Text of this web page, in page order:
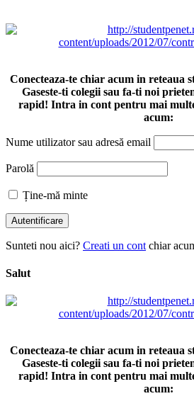
Conecteaza-te chiar acum in reteaua
Gaseste-ti colegii sau fa-ti noi
rapid! Intra in cont pentru mai
acum:
Nume utilizator sau adresă email
Parolă
Ține-mă minte
Sunteti nou aici? Creati un cont chiar
Salut
Conecteaza-te chiar acum in reteaua
Gaseste-ti colegii sau fa-ti noi
rapid! Intra in cont pentru mai
acum: